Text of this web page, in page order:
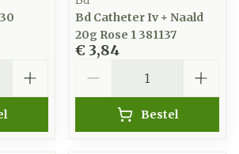
Bd Catheter Iv + Naald
20g Rose 1 381137
€ 3,84
Bestel